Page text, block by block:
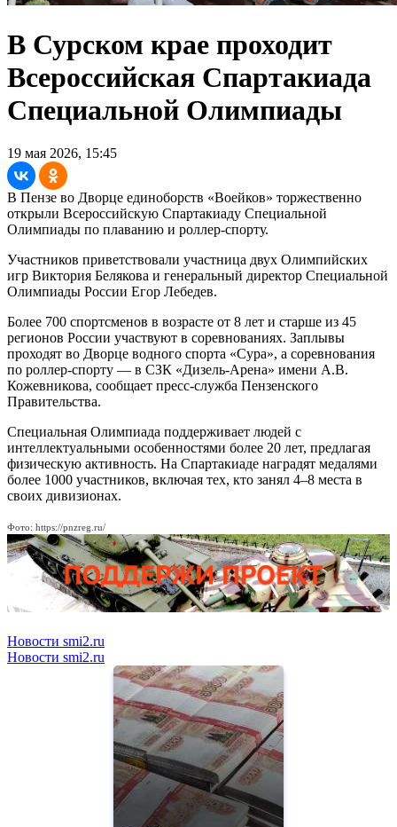
В Сурском крае проходит
Всероссийская Спартакиада
Специальной Олимпиады
19 мая 2026, 15:45
В Пензе во Дворце единоборств «Воейков» торжественно
открыли Всероссийскую Спартакиаду Специальной
Олимпиады по плаванию и роллер-спорту.
Участников приветствовали участница двух Олимпийских
игр Виктория Белякова и генеральный директор Специальной
Олимпиады России Егор Лебедев.
Более 700 спортсменов в возрасте от 8 лет и старше из 45
регионов России участвуют в соревнованиях. Заплывы
проходят во Дворце водного спорта «Сура», а соревнования
по роллер-спорту — в СЗК «Дизель-Арена» имени А.В.
Кожевникова, сообщает пресс-служба Пензенского
Правительства.
Специальная Олимпиада поддерживает людей с
интеллектуальными особенностями более 20 лет, предлагая
физическую активность. На Спартакиаде наградят медалями
более 1000 участников, включая тех, кто занял 4–8 места в
своих дивизионах.
Фото: https://pnzreg.ru/
Новости smi2.ru
Новости smi2.ru